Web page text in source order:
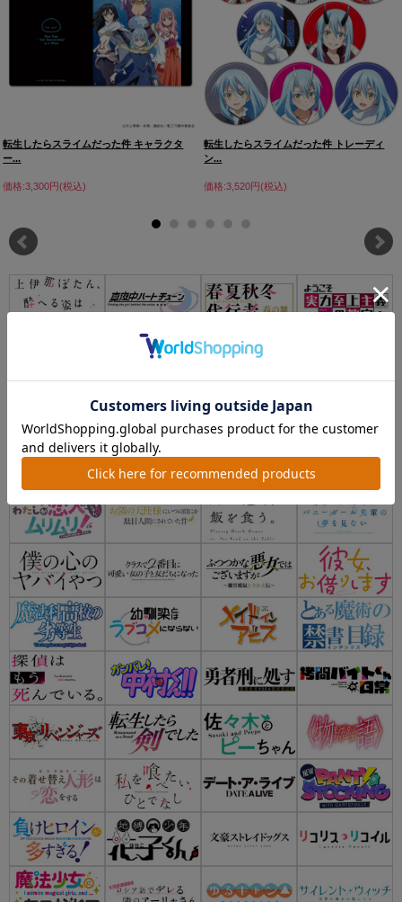
転生したらスライムだった件 キャラクタ
ー...
価格:3,300円(税込)
転生したらスライムだった件 トレーディ
ン...
価格:3,520円(税込)